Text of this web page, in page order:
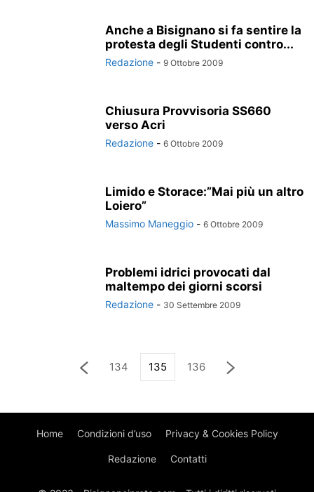
Anche a Bisignano si fa sentire la
protesta degli Studenti contro...
Redazione - 9 Ottobre 2009
Chiusura Provvisoria SS660
verso Acri
Redazione - 6 Ottobre 2009
Limido e Storace:”Mai più un altro
Loiero”
Massimo Maneggio - 6 Ottobre 2009
Problemi idrici provocati dal
maltempo dei giorni scorsi
Redazione - 30 Settembre 2009
134 135 136
Home Condizioni d’uso Privacy & Cookies Policy
Redazione Contatti